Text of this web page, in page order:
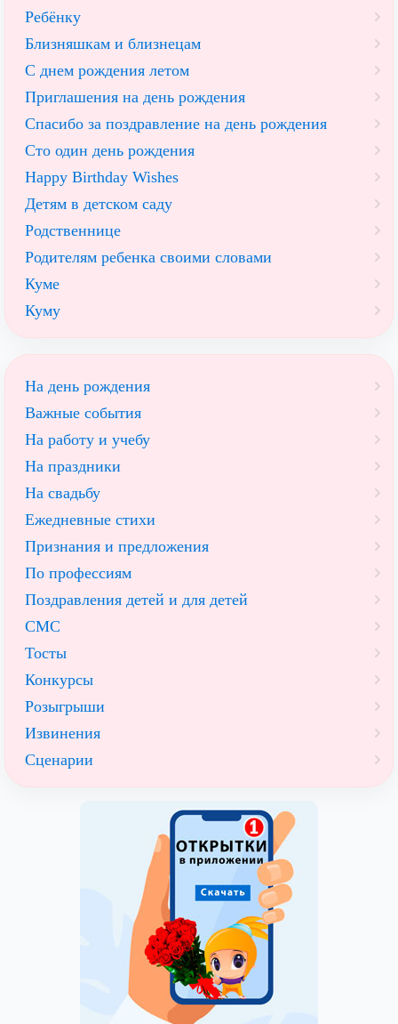
Ребёнку
Близняшкам и близнецам
С днем рождения летом
Приглашения на день рождения
Спасибо за поздравление на день рождения
Сто один день рождения
Happy Birthday Wishes
Детям в детском саду
Родственнице
Родителям ребенка своими словами
Куме
Куму
На день рождения
Важные события
На работу и учебу
На праздники
На свадьбу
Ежедневные стихи
Признания и предложения
По профессиям
Поздравления детей и для детей
СМС
Тосты
Конкурсы
Розыгрыши
Извинения
Сценарии